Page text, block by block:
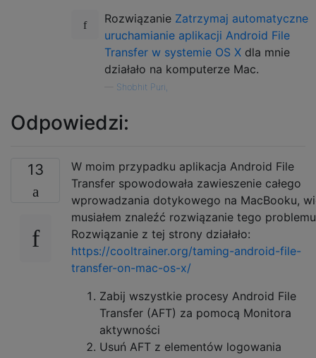
Rozwiązanie Zatrzymaj automatyczne
uruchamianie aplikacji Android File
Transfer w systemie OS X dla mnie
działało na komputerze Mac.
Shobhit Puri,
Odpowiedzi:
13
W moim przypadku aplikacja Android File
Transfer spowodowała zawieszenie całego
wprowadzania dotykowego na MacBooku,
musiałem znaleźć rozwiązanie tego
Rozwiązanie z tej strony działało:
https://cooltrainer.org/taming-android-file-
transfer-on-mac-os-x/
Zabij wszystkie procesy Android File
Transfer (AFT) za pomocą Monitora
aktywności
Usuń AFT z elementów logowania